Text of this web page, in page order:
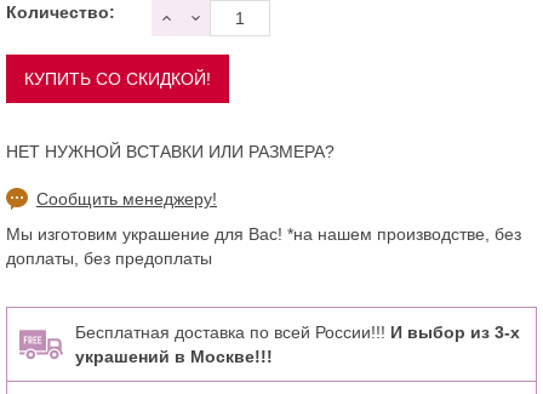
Количество:
НЕТ НУЖНОЙ ВСТАВКИ ИЛИ РАЗМЕРА?
Сообщить менеджеру!
Мы изготовим украшение для Вас! *на нашем производстве, без
доплаты, без предоплаты
Бесплатная доставка по всей России!!! И выбор из 3-х
украшений в Москве!!!